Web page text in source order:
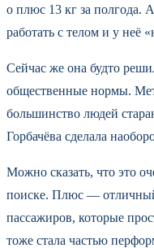
о плюс 13 кг за полгода.
работать с телом и у неё
Сейчас же она будто
общественные нормы.
большинство людей
Горбачёва сделала
Можно сказать, что это
поиске. Плюс —
пассажиров, которые
тоже стала частью